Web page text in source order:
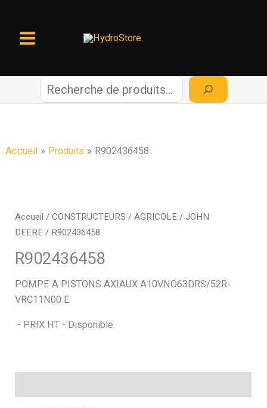
contenu
c
r
c
h
e
Accueil Produits R902436458
Accueil /CONSTRUCTEURS /AGRICOLE /JOHN
DEERE / R902436458
R902436458
POMPE A PISTONS AXIAUX A10VNO63DRS/52R-
VRC11N00 E
- PRIX HT - Disponible